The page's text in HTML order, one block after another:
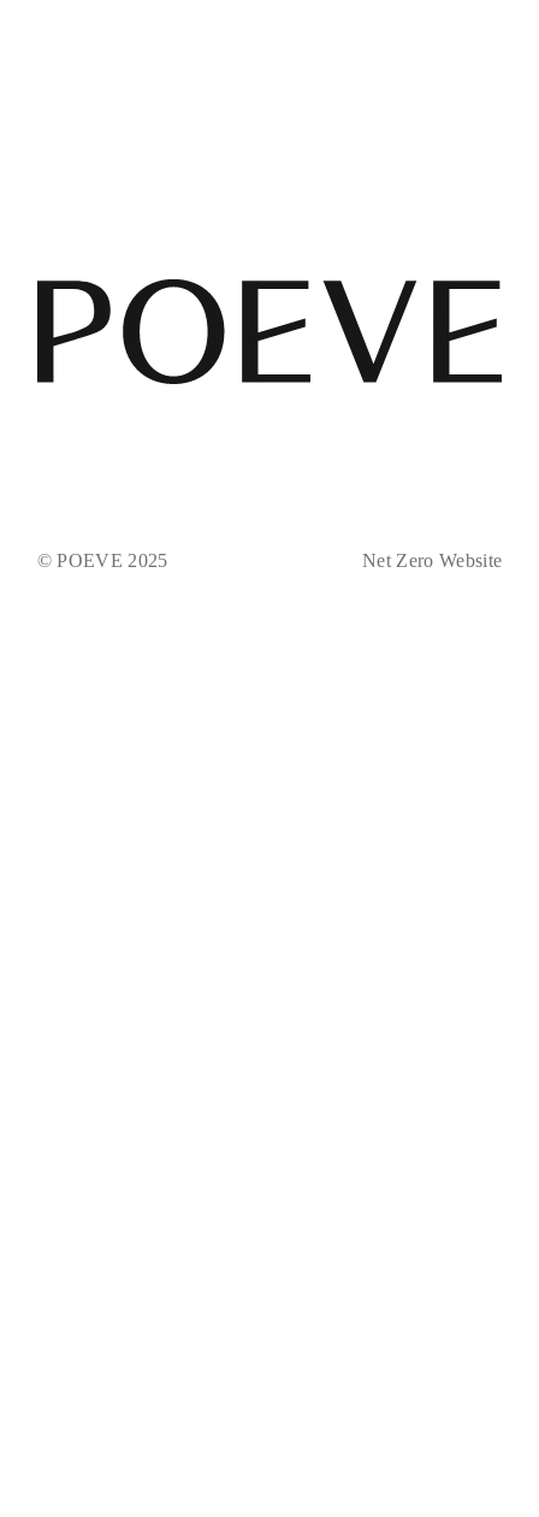
© POEVE 2025 Net Zero Website